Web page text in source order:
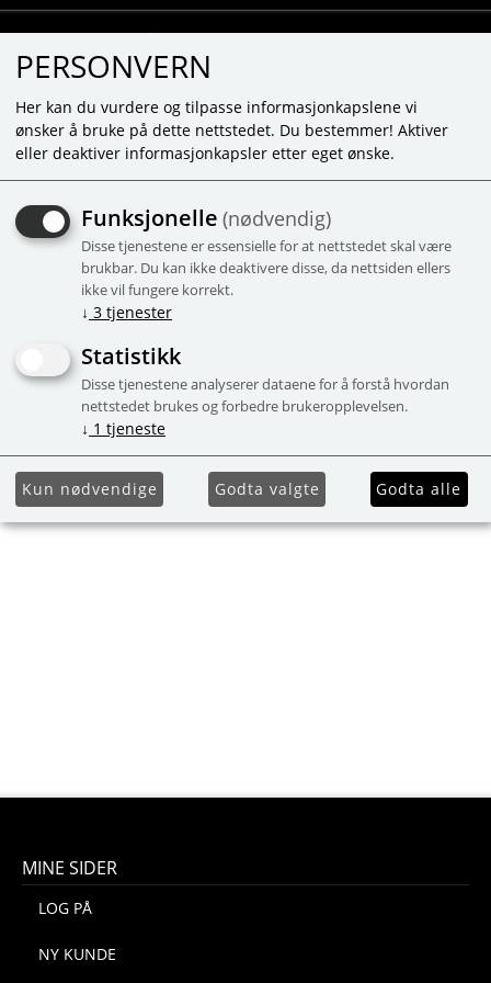
REGISTRER DEG.
Gå videre
MINE SIDER
LOG PÅ
NY KUNDE
PERSONVERN
Her kan du vurdere og tilpasse informasjonkapslene vi
ønsker å bruke på dette nettstedet. Du bestemmer! Aktiver
eller deaktiver informasjonkapsler etter eget ønske.
Funksjonelle (nødvendig)
Disse tjenestene er essensielle for at nettstedet skal være
brukbar. Du kan ikke deaktivere disse, da nettsiden ellers
ikke vil fungere korrekt.
↓ 3 tjenester
Statistikk
Disse tjenestene analyserer dataene for å forstå hvordan
nettstedet brukes og forbedre brukeropplevelsen.
↓ 1 tjeneste
Kun nødvendige Godta valgte Godta alle